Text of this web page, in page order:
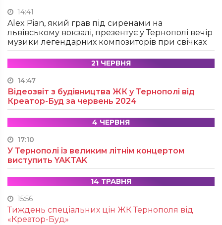
14:41
Alex Pian, який грав під сиренами на
львівському вокзалі, презентує у Тернополі вечір
музики легендарних композиторів при свічках
21 ЧЕРВНЯ
14:47
Відеозвіт з будівництва ЖК у Тернополі від
Креатор-Буд за червень 2024
4 ЧЕРВНЯ
17:10
У Тернополі із великим літнім концертом
виступить YAKTAK
14 ТРАВНЯ
15:56
Тиждень спеціальних цін ЖК Тернополя від
«Креатор-Буд»